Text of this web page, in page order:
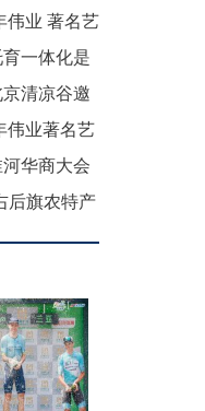
伟业 著名艺
一体化是
清凉谷邀
伟业著名艺
华商大会
后旗农特产